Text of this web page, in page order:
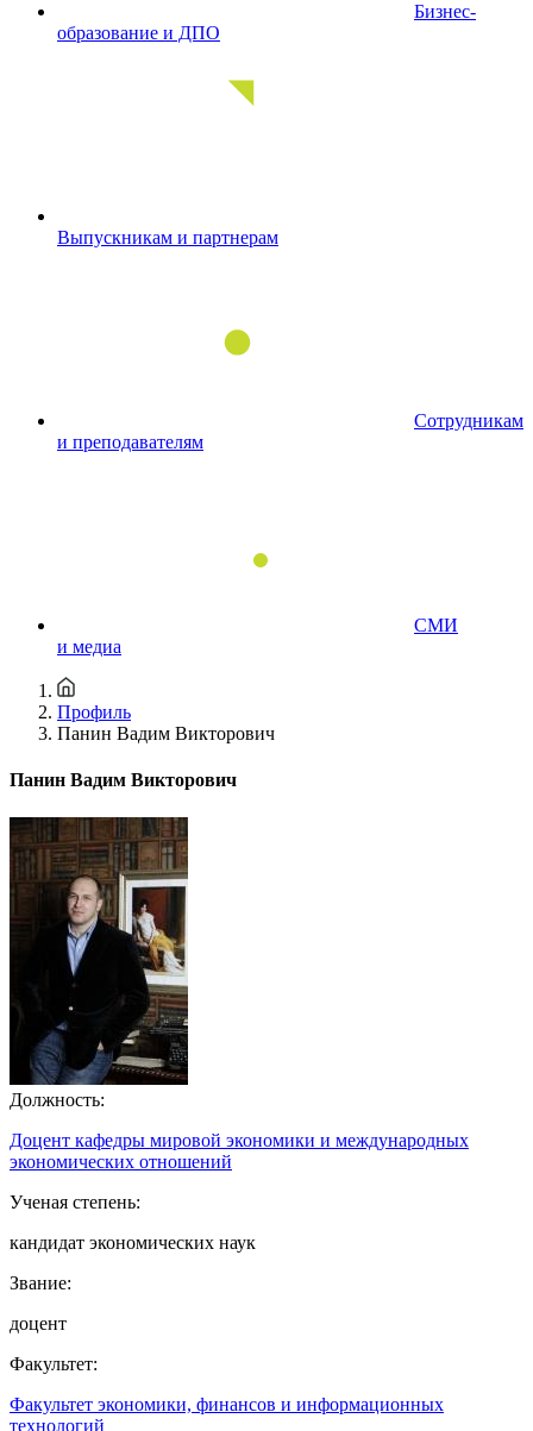
Бизнес-
образование и ДПО
Выпускникам и партнерам
Сотрудникам
и преподавателям
СМИ
и медиа
Профиль
Панин Вадим Викторович
Панин Вадим Викторович
Должность:
Доцент кафедры мировой экономики и международных
экономических отношений
Ученая степень:
кандидат экономических наук
Звание:
доцент
Факультет:
Факультет экономики, финансов и информационных
технологий